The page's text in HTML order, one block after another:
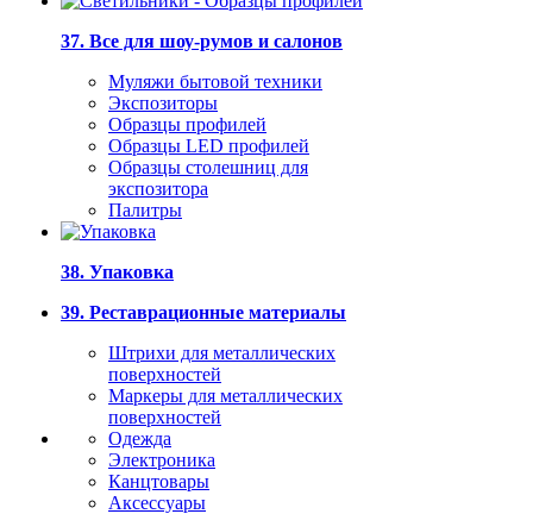
37. Все для шоу-румов и салонов
Муляжи бытовой техники
Экспозиторы
Образцы профилей
Образцы LED профилей
Образцы столешниц для
экспозитора
Палитры
38. Упаковка
39. Реставрационные материалы
Штрихи для металлических
поверхностей
Маркеры для металлических
поверхностей
Одежда
Электроника
Канцтовары
Аксессуары